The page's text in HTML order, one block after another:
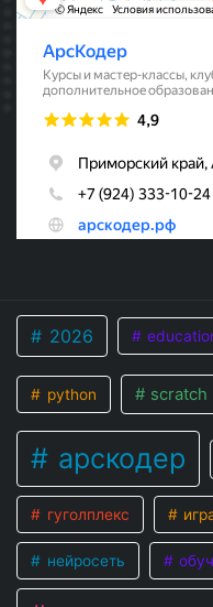
2026
python scratch
арскодер
гуголплекс
нейросеть